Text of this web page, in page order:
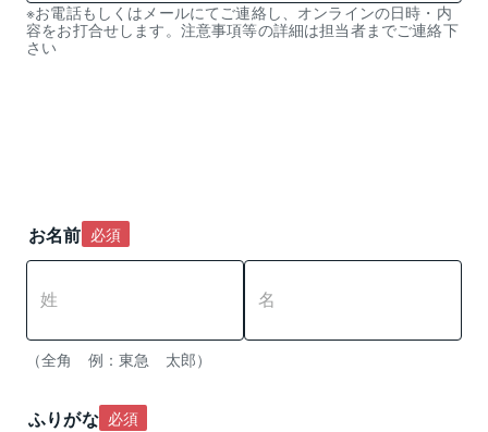
※お電話もしくはメールにてご連絡し、オンラインの日時・内
容をお打合せします。注意事項等の詳細は担当者までご連絡下
さい
お名前 必須
（全角　例：東急　太郎）
ふりがな 必須